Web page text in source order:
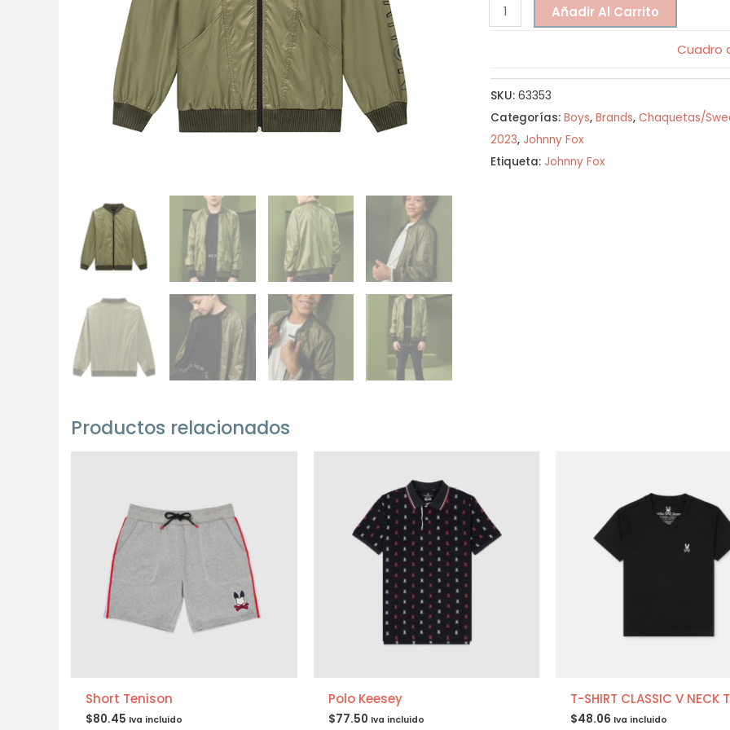
Añadir Al Carrito
Cuadro
SKU: 63353
Categorías: Boys, Brands, Chaquetas/
2023, Johnny Fox
Etiqueta: Johnny Fox
Productos relacionados
Short Tenison
$80.45 Iva incluido
Polo Keesey
$77.50 Iva incluido
T-SHIRT CLASSIC V NECK
$48.06 Iva incluido